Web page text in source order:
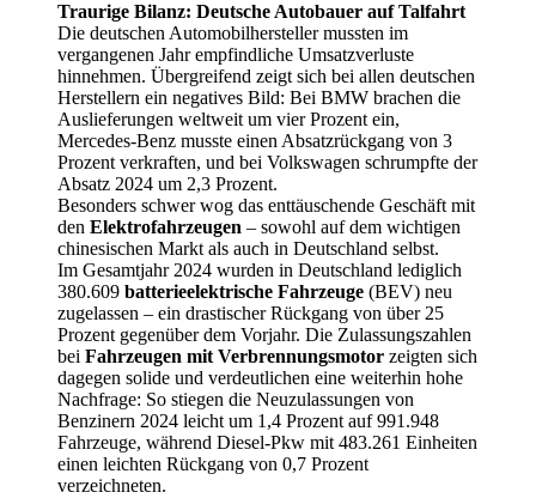
Traurige Bilanz: Deutsche Autobauer auf Talfahrt
Die deutschen Automobilhersteller mussten im
vergangenen Jahr empfindliche Umsatzverluste
hinnehmen. Übergreifend zeigt sich bei allen deutschen
Herstellern ein negatives Bild: Bei BMW brachen die
Auslieferungen weltweit um vier Prozent ein,
Mercedes-Benz musste einen Absatzrückgang von 3
Prozent verkraften, und bei Volkswagen schrumpfte der
Absatz 2024 um 2,3 Prozent.
Besonders schwer wog das enttäuschende Geschäft mit
den Elektrofahrzeugen – sowohl auf dem wichtigen
chinesischen Markt als auch in Deutschland selbst.
Im Gesamtjahr 2024 wurden in Deutschland lediglich
380.609 batterieelektrische Fahrzeuge (BEV) neu
zugelassen – ein drastischer Rückgang von über 25
Prozent gegenüber dem Vorjahr. Die Zulassungszahlen
bei Fahrzeugen mit Verbrennungsmotor zeigten sich
dagegen solide und verdeutlichen eine weiterhin hohe
Nachfrage: So stiegen die Neuzulassungen von
Benzinern 2024 leicht um 1,4 Prozent auf 991.948
Fahrzeuge, während Diesel-Pkw mit 483.261 Einheiten
einen leichten Rückgang von 0,7 Prozent
verzeichneten.